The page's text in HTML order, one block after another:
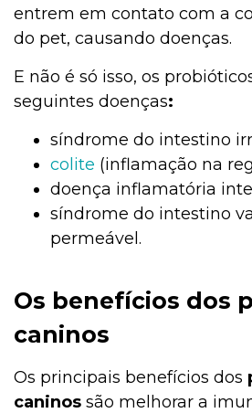
entrem em contato com a
do pet, causando doenças.
E não é só isso, os
seguintes doenças:
síndrome do intestino
colite (inflamação na
doença inflamatória
síndrome do intestino
permeável.
Os benefícios dos
caninos
Os principais benefícios dos
caninos são melhorar a